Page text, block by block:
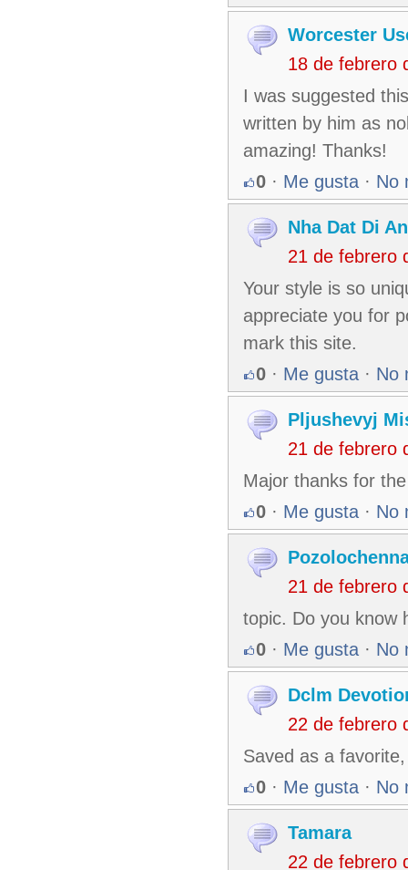
Worcester
18 de febrero
I was suggested
written by him as
amazing! Thanks!
0 · Me gusta · No
Nha Dat Di An
21 de febrero
Your style is so
appreciate you for
mark this site.
0 · Me gusta · No
Pljushevyj
21 de febrero
Major thanks for
0 · Me gusta · No
21 de febrero
topic. Do you know
0 · Me gusta · No
Dclm
22 de febrero
Saved as a
0 · Me gusta · No
Tamara
22 de febrero